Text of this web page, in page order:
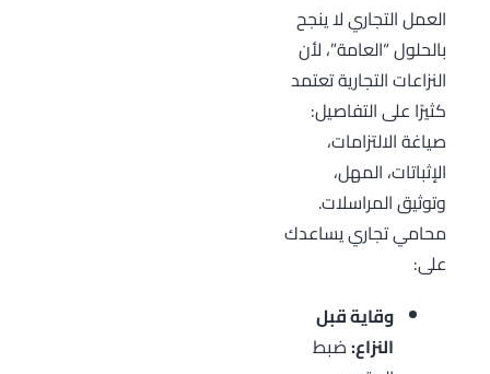
العمل التجاري لا ينجح
بالحلول “العامة”، لأن
النزاعات التجارية تعتمد
كثيرًا على التفاصيل:
صياغة الالتزامات،
الإثباتات، المهل،
وتوثيق المراسلات.
محامي تجاري يساعدك
على:
وقاية قبل
النزاع:ضبط